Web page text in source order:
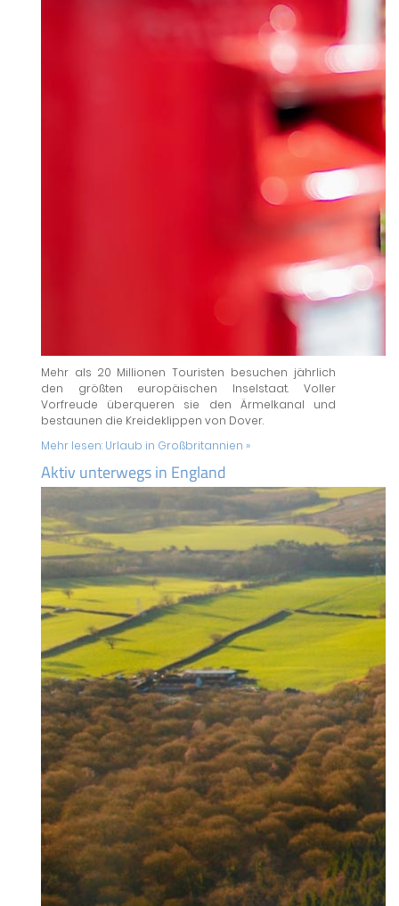
Mehr als 20 Millionen Touristen besuchen jährlich
den größten europäischen Inselstaat. Voller
Vorfreude überqueren sie den Ärmelkanal und
bestaunen die Kreideklippen von Dover.
Mehr lesen: Urlaub in Großbritannien »
Aktiv unterwegs in England